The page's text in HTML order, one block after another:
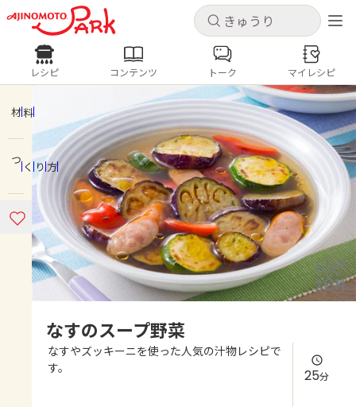
キャンセル
ログインするとレシピを保存できます
ログイン 新規登録
ホーム
コンテンツ
レシピ
よくあるお問い合わせ
キャンセル
レシピ コンテンツ
人気の食材・レシピ
きゅうり なす トマト
とうもろこし
ピーマン
みょうが ゴーヤ
レシピ コンテンツ トーク マイレシピ
材料
つくり方
なすのスープ野菜
なすやズッキーニを使った人気の汁物レシピで
す。
25分